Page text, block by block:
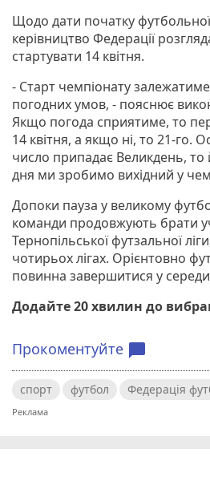
Щодо дати початку
керівництво Федерації
стартувати 14 квітня.
- Старт чемпіонату залежатиме
погодних умов, - пояснює
Якщо погода сприятиме, то
14 квітня, а якщо ні, то 21-го.
число припадає Великдень,
дня ми зробимо вихідний у
Допоки пауза у великому
команди продовжують брати
Тернопільської футзальної
чотирьох лігах. Орієнтовно
повинна завершитися у
Додайте 20 хвилин до
Прокоментуйте chat_bubble
спорт футбол Федерація